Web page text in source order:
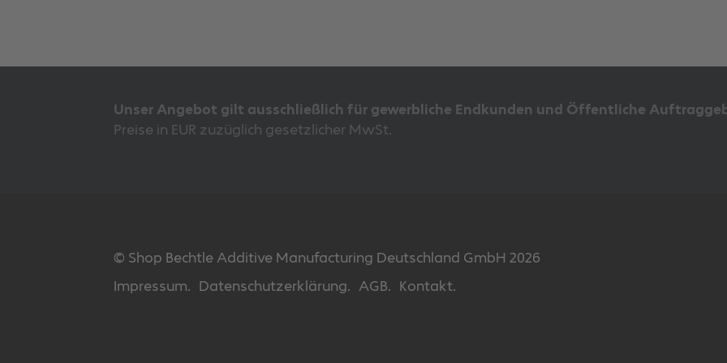
auf
Produktseite
Unser Angebot gilt ausschließlich für gewerbliche Endkunden und Öffentliche
Preise in EUR zuzüglich gesetzlicher MwSt.
© Shop Bechtle Additive Manufacturing Deutschland GmbH 2026
Impressum. Datenschutzerklärung. AGB. Kontakt.